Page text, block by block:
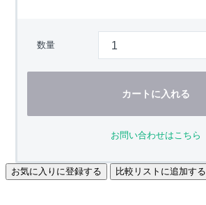
数量
カートに入れる
お問い合わせはこちら
お気に入りに登録する 比較リストに追加する